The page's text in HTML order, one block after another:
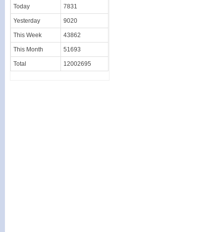
Today 7831
Yesterday 9020
This Week 43862
This Month 51693
Total 12002695